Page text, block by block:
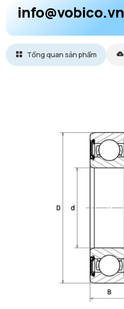
info@vobico.vn
Tổng quan sản phẩm